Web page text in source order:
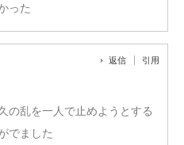
った
返信 引用
の乱を一人で止めようとする
でました